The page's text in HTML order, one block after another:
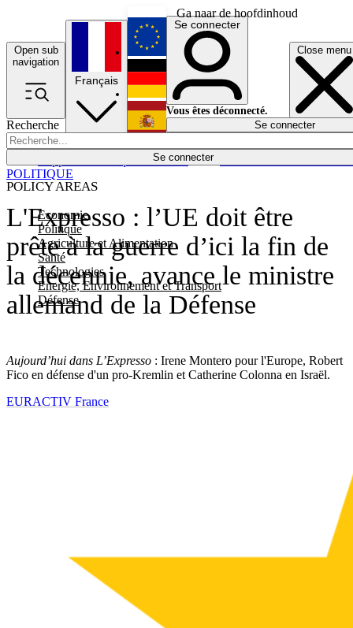
Ga naar de hoofdinhoud
Open sub
navigation
Close menu
Recherche
Se connecter
POLICY AREAS
Economie
Politique
Agriculture et Alimentation
Santé
Technologies
Energie, Environnement et Transport
Défense
Économie
Français
English
Deutsch
Español
Se connecter
Vous êtes déconnecté.
Se connecter
L'Expresso : l’UE doit être
prête à la guerre d’ici la fin de
la décennie, avance le ministre
allemand de la Défense
Aujourd’hui dans L’Expresso : Irene Montero pour l'Europe, Robert
Fico en défense d'un pro-Kremlin et Catherine Colonna en Israël.
POLITIQUE
EURACTIV France